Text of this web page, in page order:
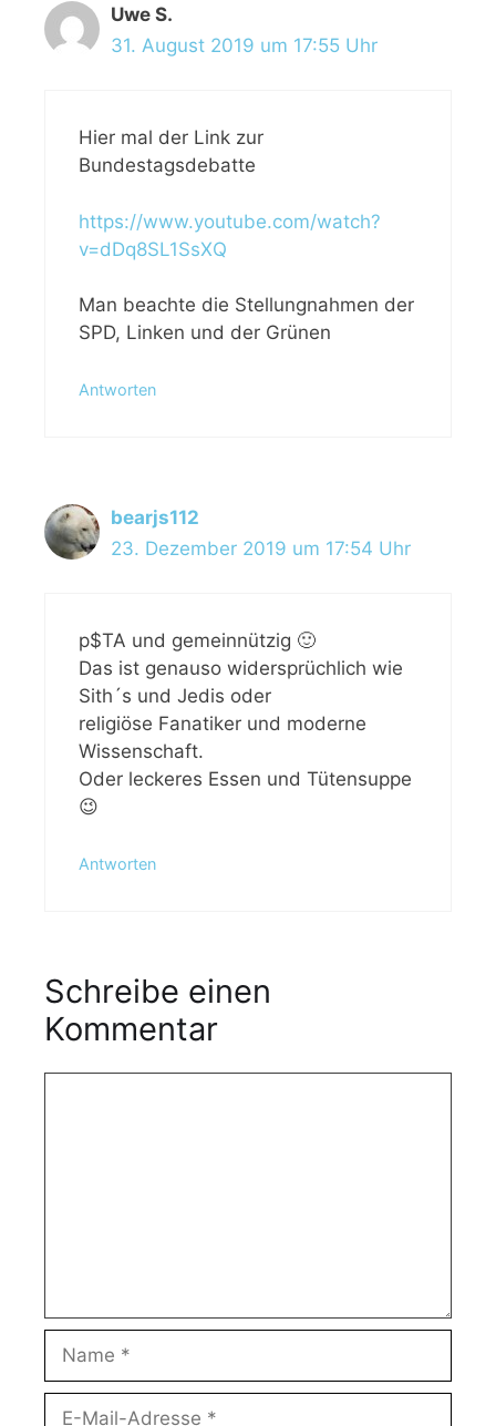
Uwe S.
31. August 2019 um 17:55 Uhr
Hier mal der Link zur
Bundestagsdebatte
https://www.youtube.com/watch?
v=dDq8SL1SsXQ
Man beachte die Stellungnahmen der
SPD, Linken und der Grünen
Antworten
bearjs112
23. Dezember 2019 um 17:54 Uhr
p$TA und gemeinnützig 🙂
Das ist genauso widersprüchlich wie
Sith´s und Jedis oder
religiöse Fanatiker und moderne
Wissenschaft.
Oder leckeres Essen und Tütensuppe
😉
Antworten
Schreibe einen
Kommentar